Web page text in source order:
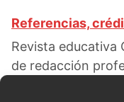
Referencias,
Revista educativa
de redacción